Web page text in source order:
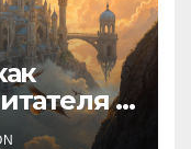
и